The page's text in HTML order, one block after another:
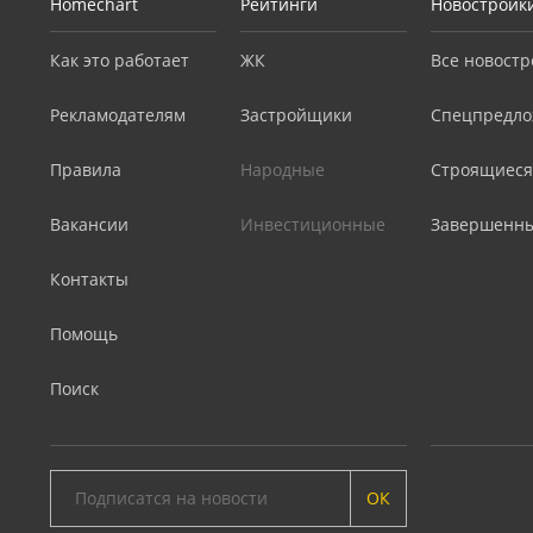
Как это работает
Рекламодателям
Правила
Вакансии
Контакты
Помощь
Поиск
ЖК
Застройщики
Народные
Инвестиционные
Все
Строящиеся
ОК